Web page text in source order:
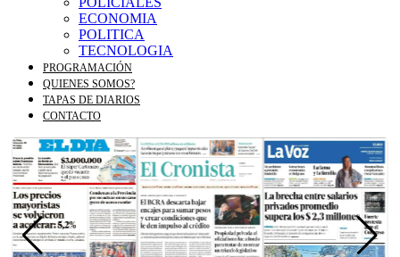
ECONOMIA
POLITICA
TECNOLOGIA
PROGRAMACIÓN
QUIENES SOMOS?
TAPAS DE DIARIOS
CONTACTO